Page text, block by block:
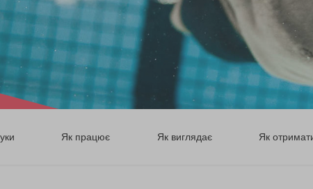
Як працює Як виглядає Як